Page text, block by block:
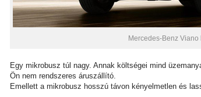
Mercedes-Benz Viano
Egy mikrobusz túl nagy. Annak költségei mind
Ön nem rendszeres áruszállító.
Emellett a mikrobusz hosszú távon kényelmetlen és